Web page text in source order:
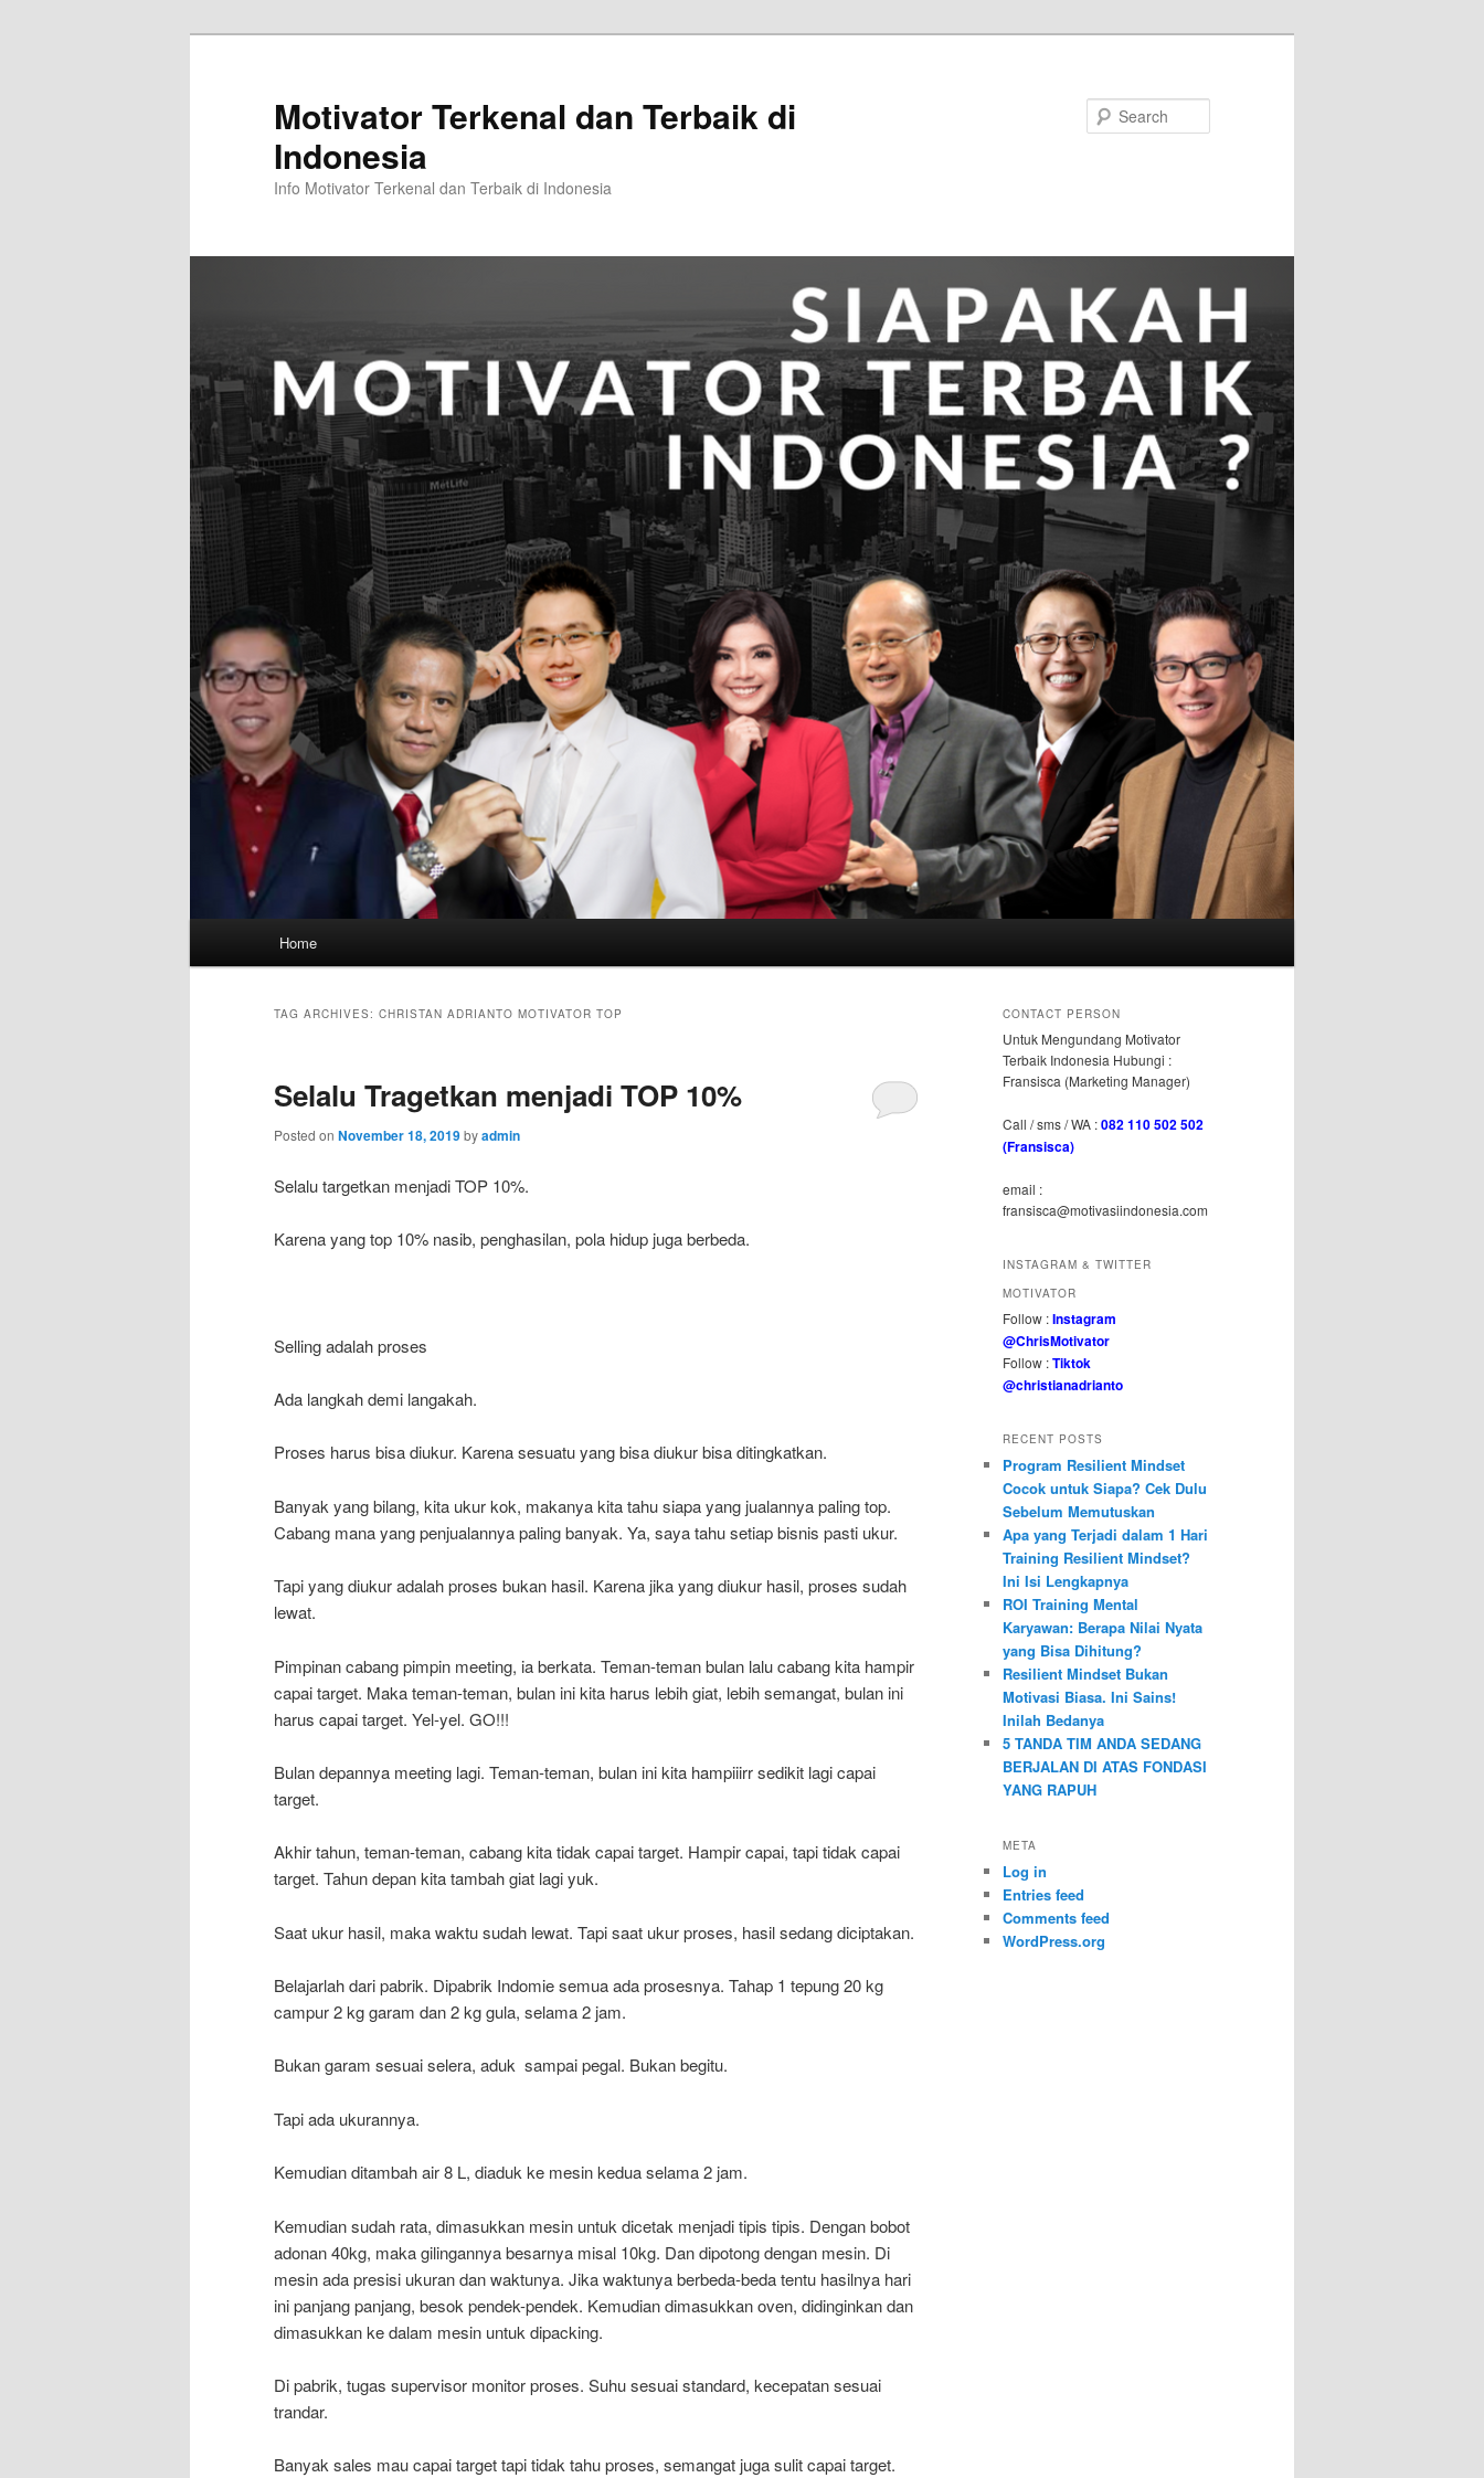
Motivator Terkenal dan Terbaik di
Indonesia
Info Motivator Terkenal dan Terbaik di Indonesia
Home
TAG ARCHIVES: CHRISTAN ADRIANTO MOTIVATOR TOP
Selalu Tragetkan menjadi TOP 10%
Posted on November 18, 2019byadmin
Selalu targetkan menjadi TOP 10%.
Karena yang top 10% nasib, penghasilan, pola hidup juga berbeda.
Selling adalah proses
Ada langkah demi langakah.
Proses harus bisa diukur. Karena sesuatu yang bisa diukur bisa ditingkatkan.
Banyak yang bilang, kita ukur kok, makanya kita tahu siapa yang jualannya paling top.
Cabang mana yang penjualannya paling banyak. Ya, saya tahu setiap bisnis pasti ukur.
Tapi yang diukur adalah proses bukan hasil. Karena jika yang diukur hasil, proses sudah
lewat.
Pimpinan cabang pimpin meeting, ia berkata. Teman-teman bulan lalu cabang kita hampir
capai target. Maka teman-teman, bulan ini kita harus lebih giat, lebih semangat, bulan ini
harus capai target. Yel-yel. GO!!!
Bulan depannya meeting lagi. Teman-teman, bulan ini kita hampiiirr sedikit lagi capai
target.
Akhir tahun, teman-teman, cabang kita tidak capai target. Hampir capai, tapi tidak capai
target. Tahun depan kita tambah giat lagi yuk.
Saat ukur hasil, maka waktu sudah lewat. Tapi saat ukur proses, hasil sedang diciptakan.
Belajarlah dari pabrik. Dipabrik Indomie semua ada prosesnya. Tahap 1 tepung 20 kg
campur 2 kg garam dan 2 kg gula, selama 2 jam.
Bukan garam sesuai selera, aduk sampai pegal. Bukan begitu.
Tapi ada ukurannya.
Kemudian ditambah air 8 L, diaduk ke mesin kedua selama 2 jam.
Kemudian sudah rata, dimasukkan mesin untuk dicetak menjadi tipis tipis. Dengan bobot
adonan 40kg, maka gilingannya besarnya misal 10kg. Dan dipotong dengan mesin. Di
mesin ada presisi ukuran dan waktunya. Jika waktunya berbeda-beda tentu hasilnya hari
ini panjang panjang, besok pendek-pendek. Kemudian dimasukkan oven, didinginkan dan
dimasukkan ke dalam mesin untuk dipacking.
Di pabrik, tugas supervisor monitor proses. Suhu sesuai standard, kecepatan sesuai
trandar.
Banyak sales mau capai target tapi tidak tahu proses, semangat juga sulit capai target.
CONTACT PERSON
Untuk Mengundang Motivator
Terbaik Indonesia Hubungi :
Fransisca (Marketing Manager)
Call / sms / WA :082 110 502 502
(Fransisca)
email :
fransisca@motivasiindonesia.com
INSTAGRAM & TWITTER
MOTIVATOR
Follow :Instagram
@ChrisMotivator
Follow :Tiktok
@christianadrianto
RECENT POSTS
Program Resilient Mindset
Cocok untuk Siapa? Cek Dulu
Sebelum Memutuskan
Apa yang Terjadi dalam 1 Hari
Training Resilient Mindset?
Ini Isi Lengkapnya
ROI Training Mental
Karyawan: Berapa Nilai Nyata
yang Bisa Dihitung?
Resilient Mindset Bukan
Motivasi Biasa. Ini Sains!
Inilah Bedanya
5 TANDA TIM ANDA SEDANG
BERJALAN DI ATAS FONDASI
YANG RAPUH
META
Log in
Entries feed
Comments feed
WordPress.org